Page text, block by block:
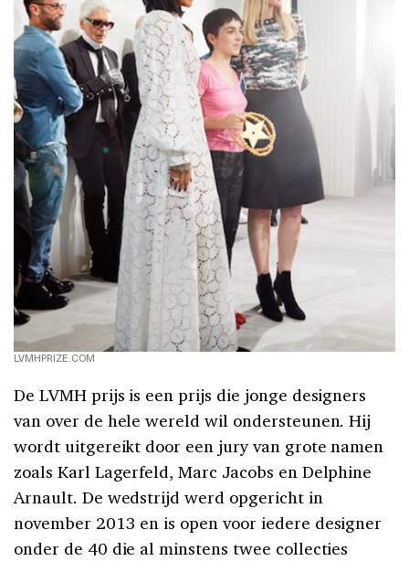
LVMHPRIZE.COM
De LVMH prijs is een prijs die jonge designers
van over de hele wereld wil ondersteunen. Hij
wordt uitgereikt door een jury van grote namen
zoals Karl Lagerfeld, Marc Jacobs en Delphine
Arnault. De wedstrijd werd opgericht in
november 2013 en is open voor iedere designer
onder de 40 die al minstens twee collecties